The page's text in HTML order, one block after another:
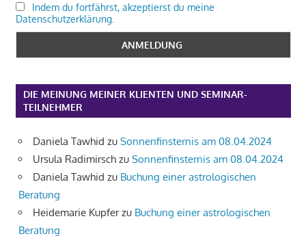
Indem du fortfährst, akzeptierst du meine
Datenschutzerklärung.
DIE MEINUNG MEINER KLIENTEN UND SEMINAR-
TEILNEHMER
Daniela Tawhid zu Sonnenfinsternis am 08.04.2024
Ursula Radimirsch zu Sonnenfinsternis am 08.04.2024
Daniela Tawhid zu Buchung einer astrologischen
Beratung
Heidemarie Kupferzu Buchung einer astrologischen
Beratung